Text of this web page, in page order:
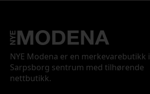
NYE Modena er en merkevarebutikk i
Sarpsborg sentrum med tilhørende
nettbutikk.